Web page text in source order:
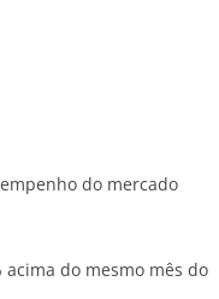
do mercado
do mesmo mês do